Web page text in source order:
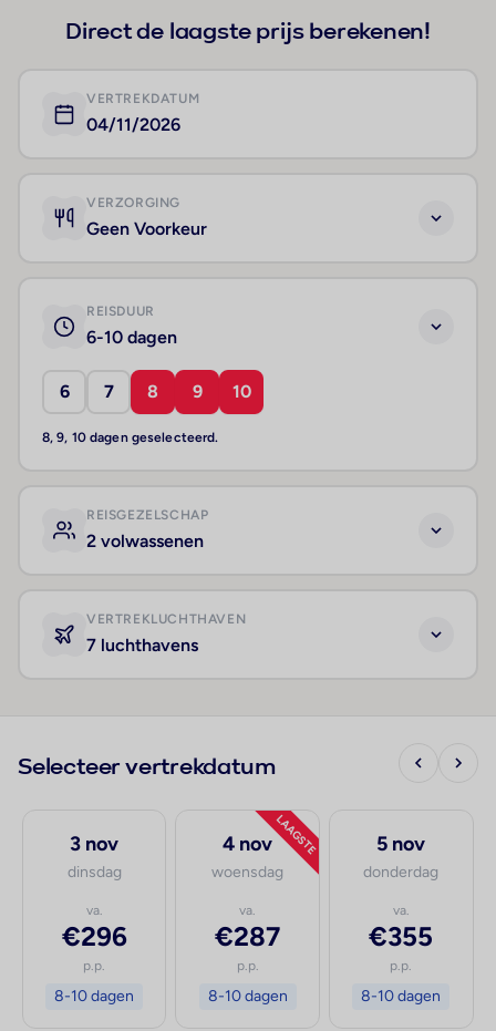
Direct de laagste prijs berekenen!
VERTREKDATUM
04/11/2026
VERZORGING
Geen Voorkeur
REISDUUR
6-10 dagen
6 7 8 9 10
8, 9, 10 dagen geselecteerd.
REISGEZELSCHAP
2 volwassenen
VERTREKLUCHTHAVEN
7 luchthavens
Selecteer vertrekdatum
3 nov
dinsdag
va.
€296
p.p.
8-10 dagen
LAAGSTE
4 nov
woensdag
va.
€287
p.p.
8-10 dagen
5 nov
donderdag
va.
€355
p.p.
8-10 dagen